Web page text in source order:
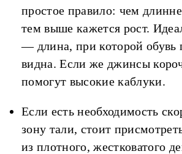
простое правило: чем
тем выше кажется рост.
— длина, при которой обувь
видна. Если же джинсы
помогут высокие каблуки.
Если есть необходимость
зону тали, стоит
из плотного, жестковатого